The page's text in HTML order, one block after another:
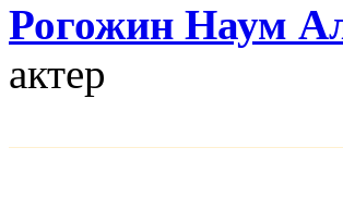
Рогожин Наум
актер